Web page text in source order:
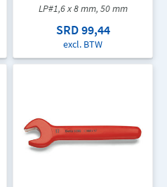
LP#1,6 x 8 mm, 50 mm
SRD 99,44
excl. BTW